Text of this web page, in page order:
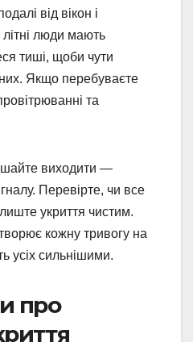
від вікон і
літні люди мають
тиші, щоби чути
Якщо перебуваєте
та
виходити —
Перевірте, чи все
укриття чистим.
кожну тривогу на
усіх сильнішими.
про